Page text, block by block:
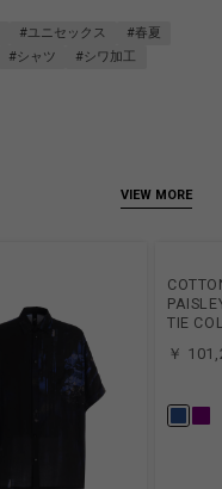
#ユニセックス
#春夏
#シャツ
#シワ加工
VIEW MORE
TIE
￥